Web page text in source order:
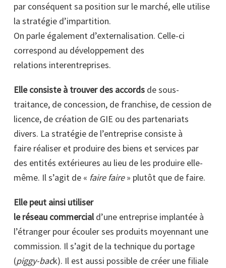
par conséquent sa position sur le marché, elle utilise
la stratégie d’impartition.
On parle également d’externalisation. Celle-ci
correspond au développement des
relations interentreprises.
Elle consiste à trouver des accords de sous-
traitance, de concession, de franchise, de cession de
licence, de création de GIE ou des partenariats
divers. La stratégie de l’entreprise consiste à
faire réaliser et produire des biens et services par
des entités extérieures au lieu de les produire elle-
même. Il s’agit de « faire faire» plutôt que de faire.
Elle peut ainsi utiliser
le réseau commerciald’une entreprise implantée à
l’étranger pour écouler ses produits moyennant une
commission. Il s’agit de la technique du portage
(piggy-back). Il est aussi possible de créer une filiale